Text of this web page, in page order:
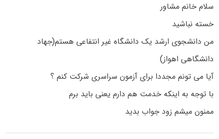
سلام خانم مشاور
خسته نباشید
من دانشجوی ارشد یک دانشگاه غیر انتفاعی هستم(جهاد
دانشگاهی اهواز)
آیا می تونم مجددا برای آزمون سراسری شرکت کنم ؟
با توجه به اینکه خدمت هم دارم یعنی باید برم
ممنون میشم زود جواب بدید